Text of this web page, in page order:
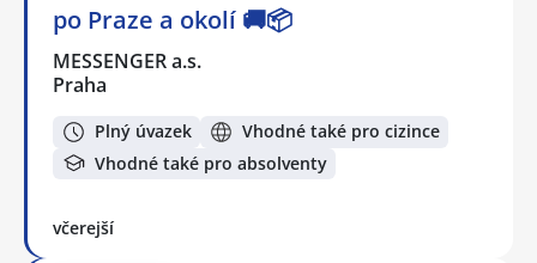
po Praze a okolí 🚚📦
MESSENGER a.s.
Praha
Plný úvazek
Vhodné také pro cizince
Vhodné také pro absolventy
včerejší